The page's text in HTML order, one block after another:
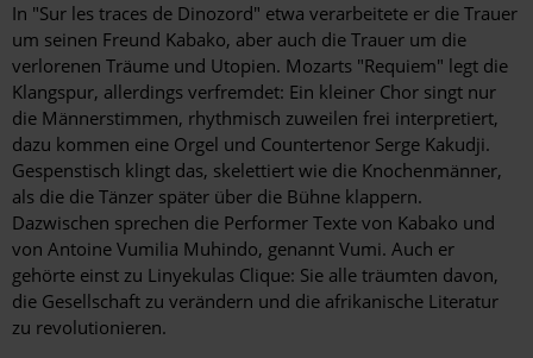
In "Sur les traces de Dinozord" etwa verarbeitete er die Trauer
um seinen Freund Kabako, aber auch die Trauer um die
verlorenen Träume und Utopien. Mozarts "Requiem" legt die
Klangspur, allerdings verfremdet: Ein kleiner Chor singt nur
die Männerstimmen, rhythmisch zuweilen frei interpretiert,
dazu kommen eine Orgel und Countertenor Serge Kakudji.
Gespenstisch klingt das, skelettiert wie die Knochenmänner,
als die die Tänzer später über die Bühne klappern.
Dazwischen sprechen die Performer Texte von Kabako und
von Antoine Vumilia Muhindo, genannt Vumi. Auch er
gehörte einst zu Linyekulas Clique: Sie alle träumten davon,
die Gesellschaft zu verändern und die afrikanische Literatur
zu revolutionieren.